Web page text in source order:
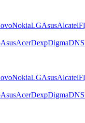
NokiaLGAsusAlcatel
AsusAcerDexpDigmaDNS
NokiaLGAsusAlcatel
AsusAcerDexpDigmaDNS